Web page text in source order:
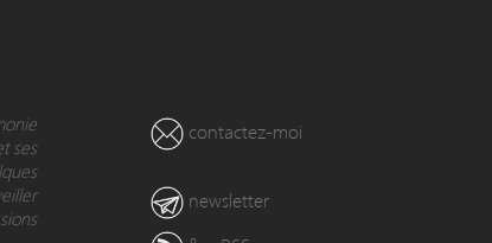
ses
contactez-moi
newsletter